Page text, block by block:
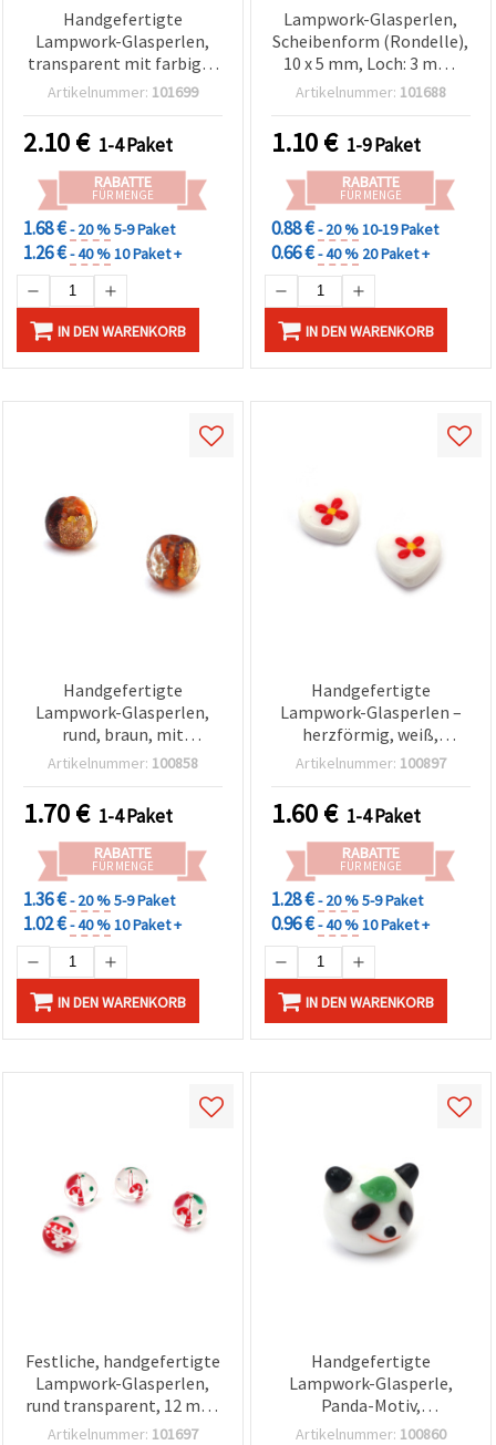
Handgefertigte
Lampwork-Glasperlen,
transparent mit farbiger
Folie, rund, 12 mm, Loch:
Artikelnummer: 101699
2.10€ 1-4 Paket
RABATTE
FÜR MENGE
1.68 €- 20 %5-9 Paket
1.26 €- 40 %10 Paket +
IN DEN WARENKORB
Lampwork-Glasperlen,
Scheibenform (Rondelle),
10 x 5 mm, Loch: 3 mm,
Farbmix (gemischt) – 10
Artikelnummer: 101688
1.10€ 1-9 Paket
RABATTE
FÜR MENGE
0.88 €- 20 %10-19 Paket
0.66 €- 40 % 20 Paket +
IN DEN WARENKORB
Handgefertigte
Lampwork-Glasperlen,
rund, braun, mit
silberfarbener und
mm, Loch: 2 mm – 2 Stück
Artikelnummer: 100858
1.70€ 1-4 Paket
RABATTE
FÜR MENGE
1.36 €- 20 %5-9 Paket
1.02 €- 40 %10 Paket +
IN DEN WARENKORB
Handgefertigte
Lampwork-Glasperlen –
herzförmig, weiß,
handbemalt, 16x14x7
für Schmuckherstellung &
Basteln
Artikelnummer: 100897
1.60€ 1-4 Paket
RABATTE
FÜR MENGE
1.28 €- 20 %5-9 Paket
0.96 €- 40 %10 Paket +
IN DEN WARENKORB
Festliche, handgefertigte
Lampwork-Glasperlen,
rund transparent, 12 mm,
mit Relief,
Artikelnummer: 101697
Handgefertigte
Lampwork-Glasperle,
Panda-Motiv,
handbemalt, weiß, 15 x 13
Artikelnummer: 100860